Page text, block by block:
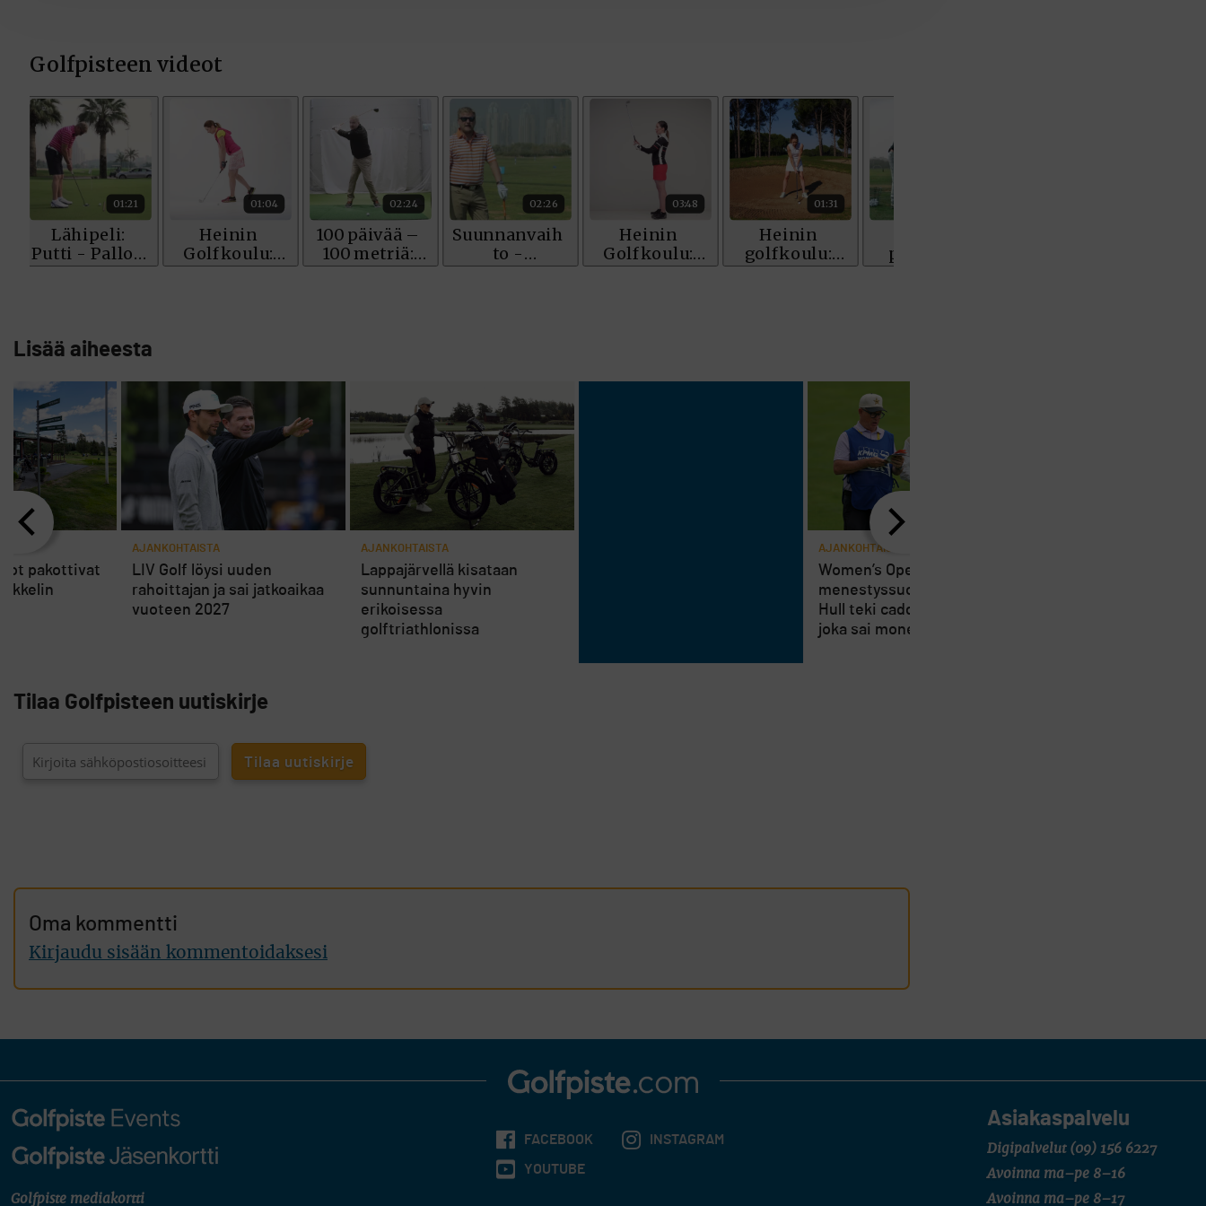
Lisää aiheesta
AJANKOHTAISTA
Lappajärvellä kisataan
sunnuntaina hyvin
erikoisessa
golftriathlonissa
AJANKOHTAISTA
Women’s Openin
menestyssuosikki Charley
Hull teki caddielleen pilan,
joka sai monet suuttumaan
pakottivat
AJANKOHTAISTA
LIV Golf löysi uuden
rahoittajan ja sai jatkoaikaa
vuoteen 2027
Tilaa Golfpisteen uutiskirje
Oma kommentti
Kirjaudu sisään kommentoidaksesi
Golfpiste mediakortti
Asiakaspalvelu
Digipalvelut (09) 156 6227
Avoinna ma–pe 8–16
Avoinna ma–pe 8–17
FACEBOOK INSTAGRAM
YOUTUBE